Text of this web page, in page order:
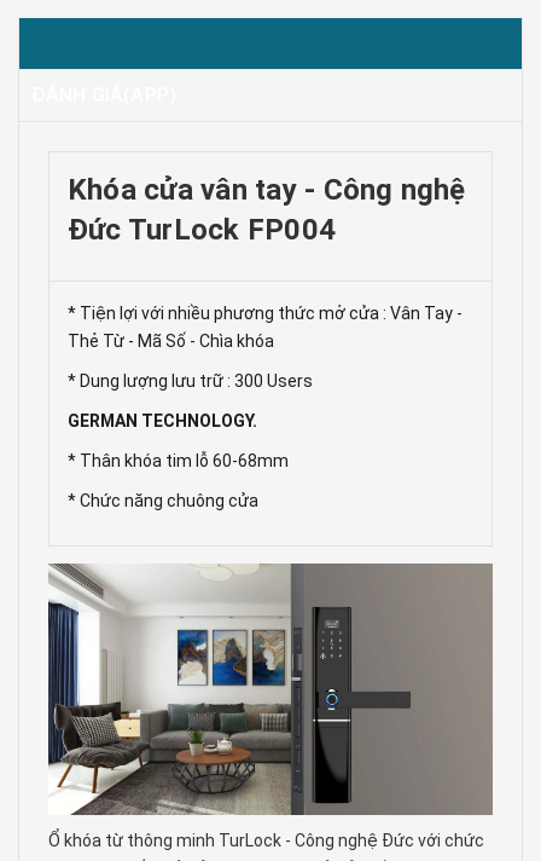
Khóa cửa vân tay - Công nghệ
Đức TurLock FP004
* Tiện lợi với nhiều phương thức mở cửa : Vân Tay -
Thẻ Từ - Mã Số - Chìa khóa
* Dung lượng lưu trữ : 300 Users
GERMAN TECHNOLOGY.
* Thân khóa tim lỗ 60-68mm
* Chức năng chuông cửa
Ổ khóa từ thông minh TurLock - Công nghệ Đức với chức